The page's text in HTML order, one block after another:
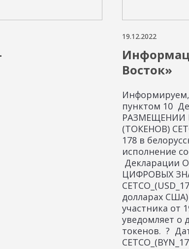
19.12.2022
Восток»
Информируем,
пунктом 10
РАЗМЕЩЕНИИ
(ТОКЕНОВ)
178 в
исполнение
Декларации
ЦИФРОВЫХ
долларах
участника от
уведомляет о
токенов. ?